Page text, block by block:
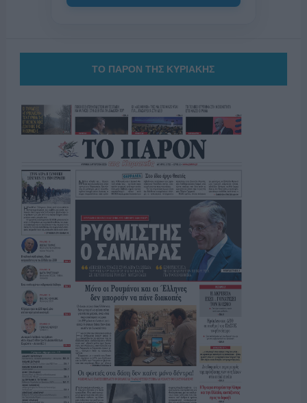
ΤΟ ΠΑΡΟΝ ΤΗΣ ΚΥΡΙΑΚΗΣ